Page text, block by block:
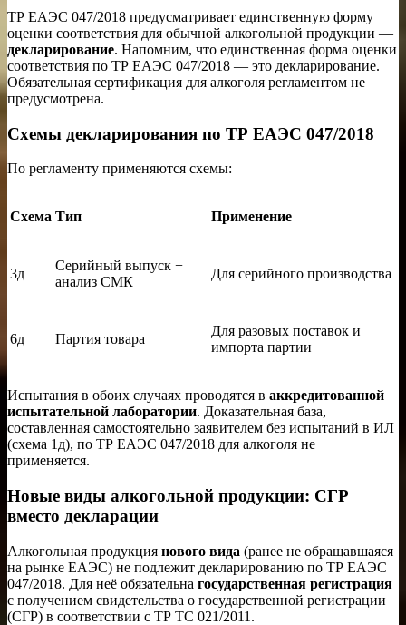
ТР ЕАЭС 047/2018 предусматривает единственную форму
оценки соответствия для обычной алкогольной продукции —
декларирование. Напомним, что единственная форма оценки
соответствия по ТР ЕАЭС 047/2018 — это декларирование.
Обязательная сертификация для алкоголя регламентом не
предусмотрена.
Схемы декларирования по ТР ЕАЭС 047/2018
По регламенту применяются схемы:
Схема Тип Применение
3д
Серийный выпуск +
анализ СМК
Для серийного производства
6д Партия товара
Для разовых поставок и
импорта партии
Испытания в обоих случаях проводятся в аккредитованной
испытательной лаборатории. Доказательная база,
составленная самостоятельно заявителем без испытаний в ИЛ
(схема 1д), по ТР ЕАЭС 047/2018 для алкоголя не
применяется.
Новые виды алкогольной продукции: СГР
вместо декларации
Алкогольная продукция нового вида (ранее не обращавшаяся
на рынке ЕАЭС) не подлежит декларированию по ТР ЕАЭС
047/2018. Для неё обязательна государственная регистрация
с получением свидетельства о государственной регистрации
(СГР) в соответствии с ТР ТС 021/2011.